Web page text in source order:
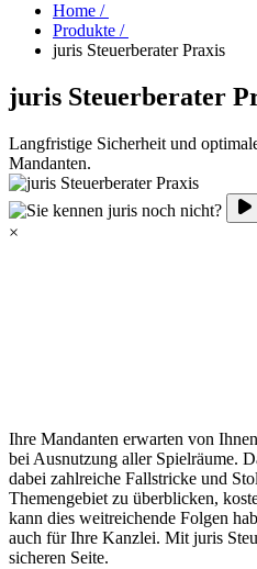
Home /
Produkte /
juris Steuerberater Praxis
juris Steuerberater
Langfristige Sicherheit und
Mandanten.
×
Ihre Mandanten erwarten von
bei Ausnutzung aller Spielräume.
dabei zahlreiche Fallstricke und
Themengebiet zu überblicken,
kann dies weitreichende Folgen
auch für Ihre Kanzlei. Mit juris
sicheren Seite.